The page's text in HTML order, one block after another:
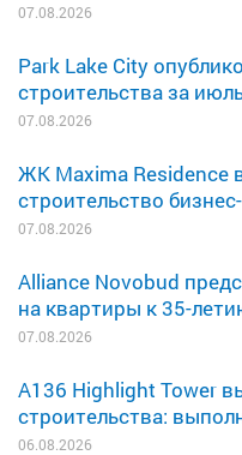
07.08.2026
Park Lake City
строительства за
07.08.2026
ЖК Maxima Residence
строительство
07.08.2026
Alliance Novobud
на квартиры к 35-
07.08.2026
A136 Highlight Tower
строительства:
06.08.2026